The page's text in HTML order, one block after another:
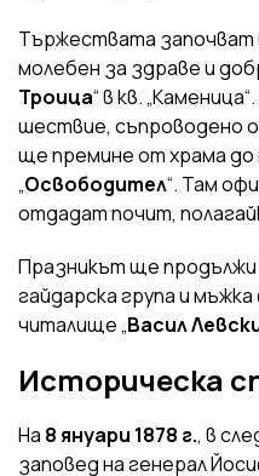
Тържествата започват
молебен за здраве и
Троица“ в кв.
шествие, съпроводено
ще премине от храма до
„Освободител“. Там
отдадат почит,
Празникът ще
гайдарска група и
читалище „Васил
Историческа
На 8 януари 1878 г., в
заповед на генерал